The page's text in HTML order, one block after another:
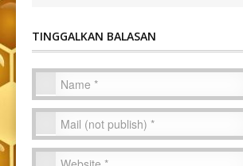
TINGGALKAN BALASAN